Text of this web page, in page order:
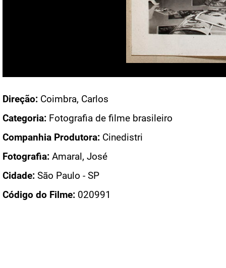
Direção: Coimbra, Carlos
Categoria: Fotografia de filme brasileiro
Companhia Produtora: Cinedistri
Fotografia: Amaral, José
Cidade: São Paulo - SP
Código do Filme: 020991